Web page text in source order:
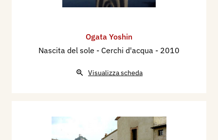
Ogata Yoshin
Nascita del sole - Cerchi d'acqua - 2010
Visualizza scheda